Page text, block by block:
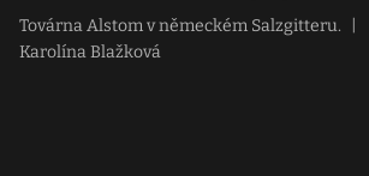
Továrna Alstom v německém Salzgitteru.
Karolína Blažková